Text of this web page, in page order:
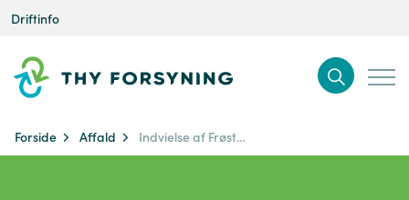
Driftinfo
Forside Affald Indvielse af Frøstrup Genbrugscenter